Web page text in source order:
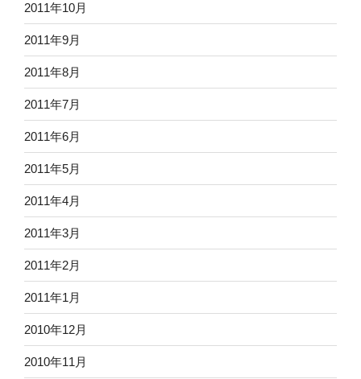
2011年10月
2011年9月
2011年8月
2011年7月
2011年6月
2011年5月
2011年4月
2011年3月
2011年2月
2011年1月
2010年12月
2010年11月